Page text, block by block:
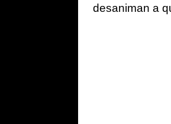
desaniman a